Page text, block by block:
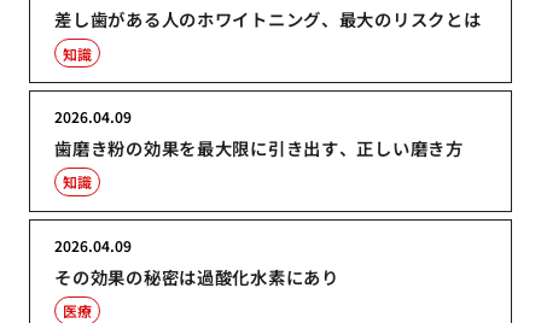
差し歯がある人のホワイトニング、最大のリスクとは
知識
歯磨き粉の効果を最大限に引き出す、正しい磨き方
2026.04.09
知識
その効果の秘密は過酸化水素にあり
2026.04.09
医療